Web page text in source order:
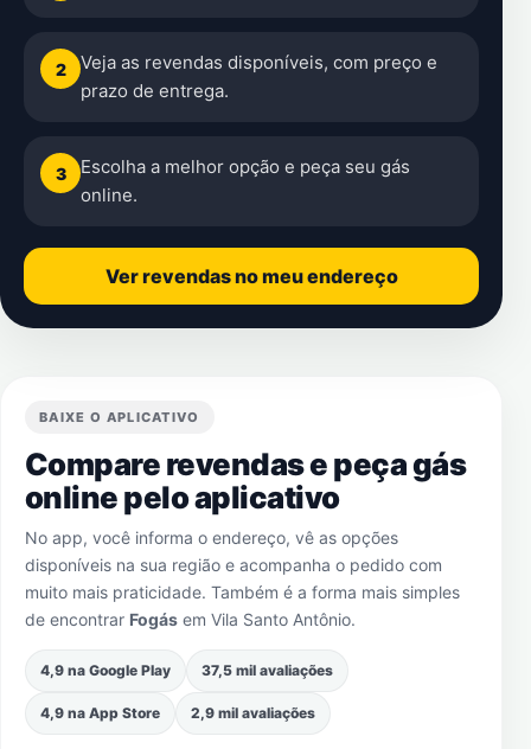
2
Veja as revendas disponíveis, com preço e
prazo de entrega.
3
Escolha a melhor opção e peça seu gás
online.
Ver revendas no meu endereço
BAIXE O APLICATIVO
Compare revendas e peça gás
online pelo aplicativo
No app, você informa o endereço, vê as opções
disponíveis na sua região e acompanha o pedido com
muito mais praticidade. Também é a forma mais simples
de encontrar Fogás em Vila Santo Antônio.
4,9 na Google Play 37,5 mil avaliações
4,9 na App Store 2,9 mil avaliações